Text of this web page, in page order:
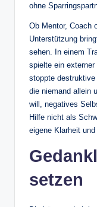
ohne
Ob Mentor, Coach
Unterstützung
sehen. In einem
spielte ein
stoppte destruktive
die niemand allein
will, negatives
Hilfe nicht als
eigene Klarheit
setzen